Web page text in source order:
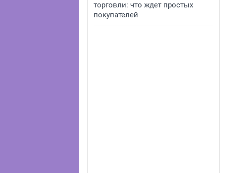
торговли: что ждет простых
покупателей